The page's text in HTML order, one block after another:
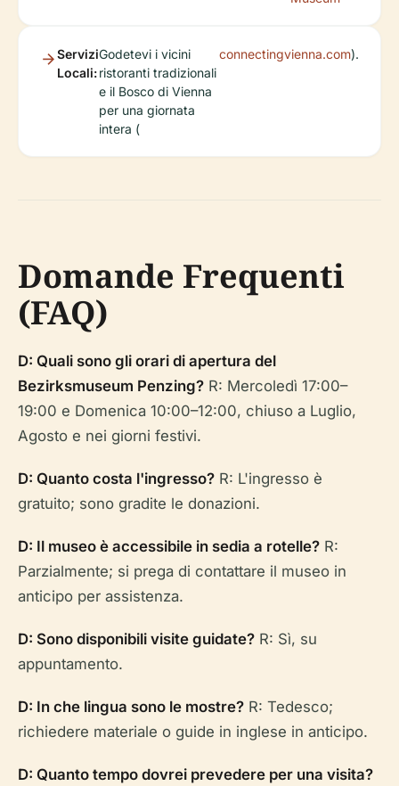
Servizi
Locali:
Godetevi i vicini
ristoranti tradizionali
e il Bosco di Vienna
per una giornata
intera (
connectingvienna.com).
Domande Frequenti
(FAQ)
D: Quali sono gli orari di apertura del
Bezirksmuseum Penzing? R: Mercoledì 17:00–
19:00 e Domenica 10:00–12:00, chiuso a Luglio,
Agosto e nei giorni festivi.
D: Quanto costa l'ingresso? R: L'ingresso è
gratuito; sono gradite le donazioni.
D: Il museo è accessibile in sedia a rotelle? R:
Parzialmente; si prega di contattare il museo in
anticipo per assistenza.
D: Sono disponibili visite guidate? R: Sì, su
appuntamento.
D: In che lingua sono le mostre? R: Tedesco;
richiedere materiale o guide in inglese in anticipo.
D: Quanto tempo dovrei prevedere per una visita?